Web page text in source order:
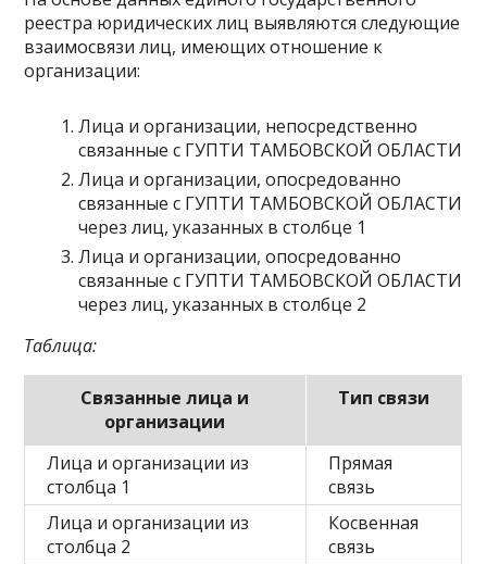
реестра юридических лиц выявляются следующие
взаимосвязи лиц, имеющих отношение к
организации:
Лица и организации, непосредственно
связанные с ГУПТИ ТАМБОВСКОЙ ОБЛАСТИ
Лица и организации, опосредованно
связанные с ГУПТИ ТАМБОВСКОЙ ОБЛАСТИ
через лиц, указанных в столбце 1
Лица и организации, опосредованно
связанные с ГУПТИ ТАМБОВСКОЙ ОБЛАСТИ
через лиц, указанных в столбце 2
Таблица:
Связанные лица и
организации
Тип связи
Лица и организации из
столбца 1
Прямая
связь
Лица и организации из
столбца 2
Косвенная
связь